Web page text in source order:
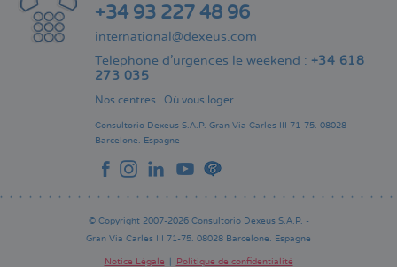
+34 93 227 48 96
international@dexeus.com
Telephone d’urgences le weekend : +34 618
273 035
Nos centres | Où vous loger
Consultorio Dexeus S.A.P. Gran Via Carles III 71-75. 08028
Barcelone. Espagne
© Copyright 2007-2026 Consultorio Dexeus S.A.P. -
Gran Via Carles III 71-75. 08028 Barcelone. Espagne
Notice Légale
Politique de confidentialité